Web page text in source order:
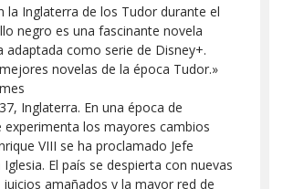
la Inglaterra de los Tudor durante el
negro es una fascinante novela
adaptada como serie de Disney+.
novelas de la época Tudor.»
Inglaterra. En una época de
experimenta los mayores cambios
VIII se ha proclamado Jefe
El país se despierta con nuevas
juicios amañados y la mayor red de